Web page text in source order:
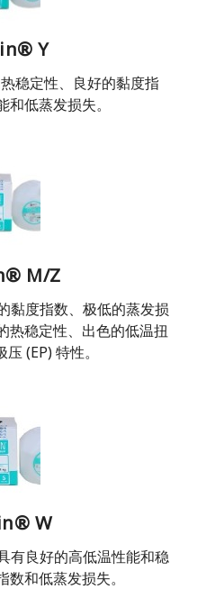
Y
稳定性、良好的黏度指
低蒸发损失。
M/Z
度指数、极低的蒸发损
热稳定性、出色的低温扭
(EP) 特性。
W
有良好的高低温性能和稳
和低蒸发损失。